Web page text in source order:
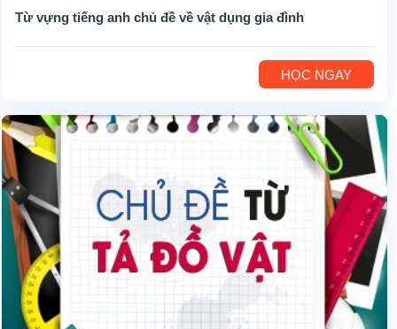
Từ vựng tiếng anh chủ đề về vật dụng gia đình
HỌC NGAY